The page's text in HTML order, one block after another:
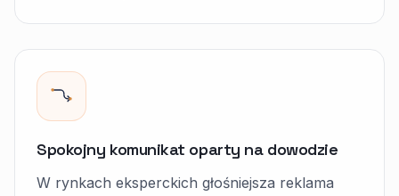
Spokojny komunikat oparty na dowodzie
W rynkach eksperckich głośniejsza reklama